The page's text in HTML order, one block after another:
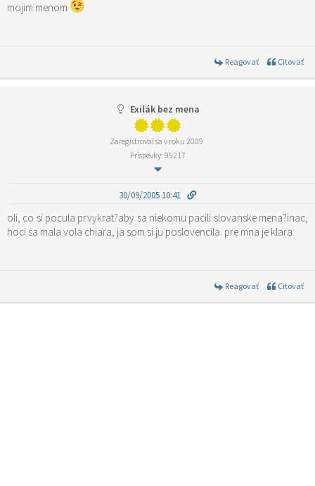
mojim menom
Reagovať Citovať
Exilák bez mena
Zaregistroval sa v roku 2009
Príspevky: 95217
30/09/2005 10:41
oli, co si pocula prvykrat?aby sa niekomu pacili slovanske mena?inac,
hoci sa mala vola chiara, ja som si ju poslovencila. pre mna je klara.
Reagovať Citovať